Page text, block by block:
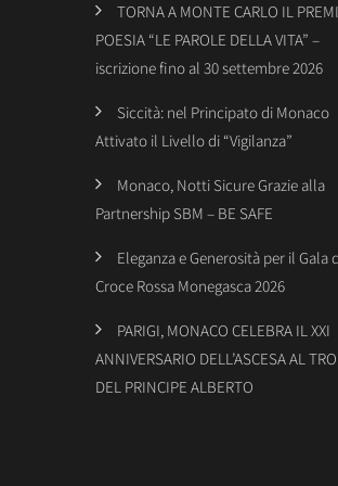
TORNA A MONTE CARLO IL
POESIA “LE PAROLE DELLA VITA” –
iscrizione fino al 30 settembre 2026
Siccità: nel Principato di Monaco
Attivato il Livello di “Vigilanza”
Monaco, Notti Sicure Grazie alla
Partnership SBM – BE SAFE
Eleganza e Generosità per il Gala
Croce Rossa Monegasca 2026
PARIGI, MONACO CELEBRA IL XXI
ANNIVERSARIO DELL’ASCESA AL
DEL PRINCIPE ALBERTO